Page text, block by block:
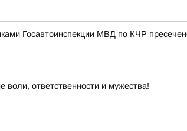
Госавтоинспекции МВД по КЧР
воли, ответственности и мужества!